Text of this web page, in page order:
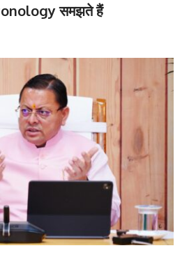
समझते हैं